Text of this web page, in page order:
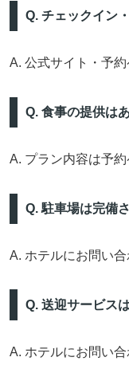
Q. チェックイン
A. 公式サイト・予約
Q. 食事の提供は
A. プラン内容は予約
Q. 駐車場は完備
A. ホテルにお問い合
Q. 送迎サービス
A. ホテルにお問い合